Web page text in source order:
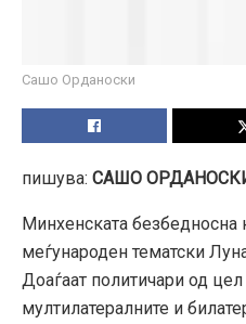
Сашо Орданоски
пишува: САШО
Минхенската безбедносна
меѓународен тематски
Доаѓаат политичари од цел
мултилатералните и